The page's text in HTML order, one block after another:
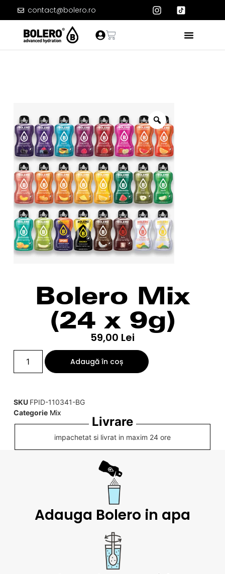
contact@bolero.ro
Bolero Mix
(24 x 9g)
59,00 Lei
Adaugă în coș
SKU FPID-110341-BG
Categorie Mix
Livrare
impachetat si livrat in maxim 24 ore
Adauga Bolero in apa